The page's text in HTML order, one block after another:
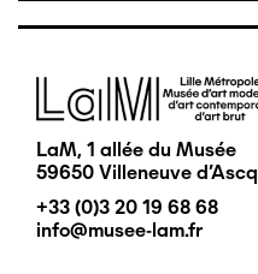
Image
LaM, 1 allée du Musée
59650 Villeneuve d'Ascq
+33 (0)3 20 19 68 68
info@musee-lam.fr